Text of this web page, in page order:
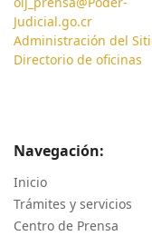
Judicial.go.cr
Administración del
Directorio de oficinas
Navegación:
Inicio
Trámites y servicios
Centro de Prensa